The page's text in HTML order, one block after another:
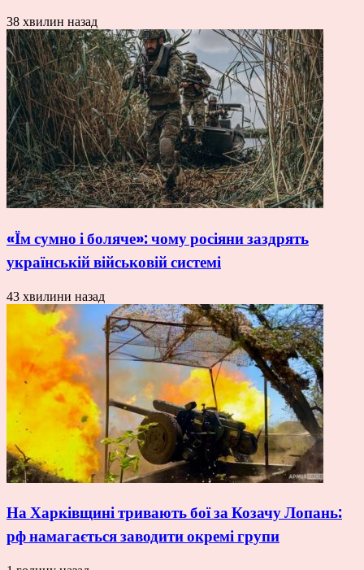
38 хвилин назад
«Їм сумно і боляче»: чому росіяни заздрять
українській військовій системі
43 хвилини назад
На Харківщині тривають бої за Козачу Лопань:
рф намагається заводити окремі групи